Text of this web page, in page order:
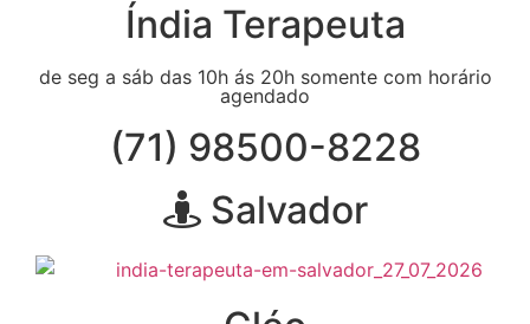
Índia Terapeuta
de seg a sáb das 10h ás 20h somente com horário
agendado
(71) 98500-8228
Salvador